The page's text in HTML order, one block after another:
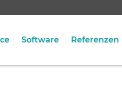
Software Referenzen